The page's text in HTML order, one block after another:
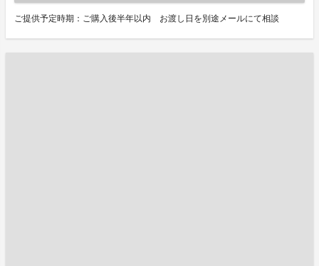
ご提供予定時期：ご購入後半年以内 お渡し日を別途メールにて相談